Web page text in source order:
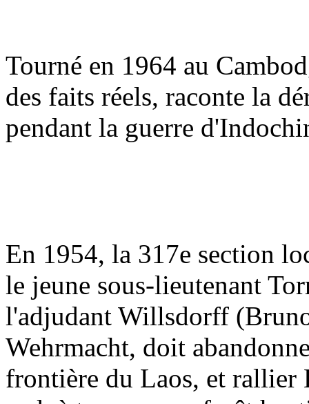
Tourné en 1964 au
des faits réels, raconte la
pendant la guerre
En 1954, la 317e section
le jeune sous-lieutenant
l'adjudant Willsdorff
Wehrmacht, doit
frontière du Laos, et rallier